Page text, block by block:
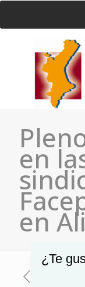
en
en
¿Te